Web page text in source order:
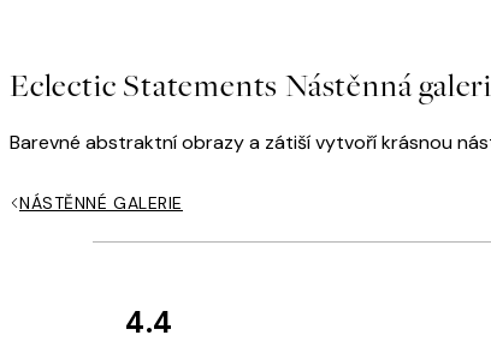
Eclectic Statements Nástěnná
Barevné abstraktní obrazy a zátiší vytvoří krásnou
NÁSTĚNNÉ GALERIE
4.4